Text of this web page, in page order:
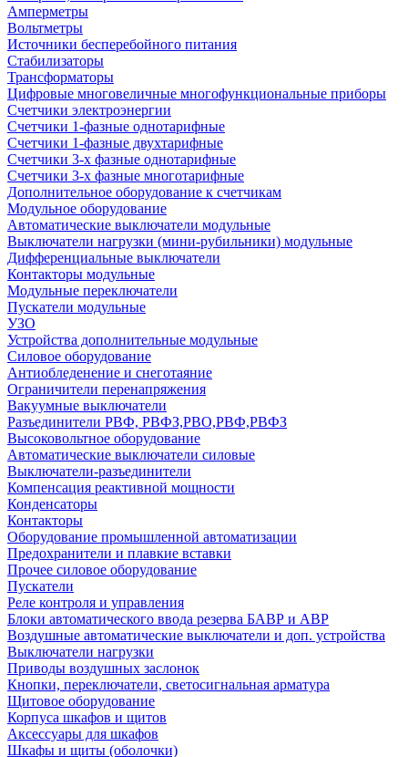
Амперметры
Вольтметры
Источники бесперебойного питания
Стабилизаторы
Трансформаторы
Цифровые многовеличные многофункциональные приборы
Счетчики электроэнергии
Счетчики 1-фазные однотарифные
Счетчики 1-фазные двухтарифные
Счетчики 3-х фазные однотарифные
Счетчики 3-х фазные многотарифные
Дополнительное оборудование к счетчикам
Модульное оборудование
Автоматические выключатели модульные
Выключатели нагрузки (мини-рубильники) модульные
Дифференциальные выключатели
Контакторы модульные
Модульные переключатели
Пускатели модульные
УЗО
Устройства дополнительные модульные
Силовое оборудование
Антиобледенение и снеготаяние
Ограничители перенапряжения
Вакуумные выключатели
Разъединители РВФ, РВФЗ,РВО,РВФ,РВФЗ
Высоковольтное оборудование
Автоматические выключатели cиловые
Выключатели-разъединители
Компенсация реактивной мощности
Конденсаторы
Контакторы
Оборудование промышленной автоматизации
Предохранители и плавкие вставки
Прочее силовое оборудование
Пускатели
Реле контроля и управления
Блоки автоматического ввода резерва БАВР и АВР
Воздушные автоматические выключатели и доп. устройства
Выключатели нагрузки
Приводы воздушных заслонок
Кнопки, переключатели, светосигнальная арматура
Щитовое оборудование
Корпуса шкафов и щитов
Аксессуары для шкафов
Шкафы и щиты (оболочки)